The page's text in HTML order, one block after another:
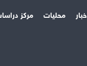
محليات مركز